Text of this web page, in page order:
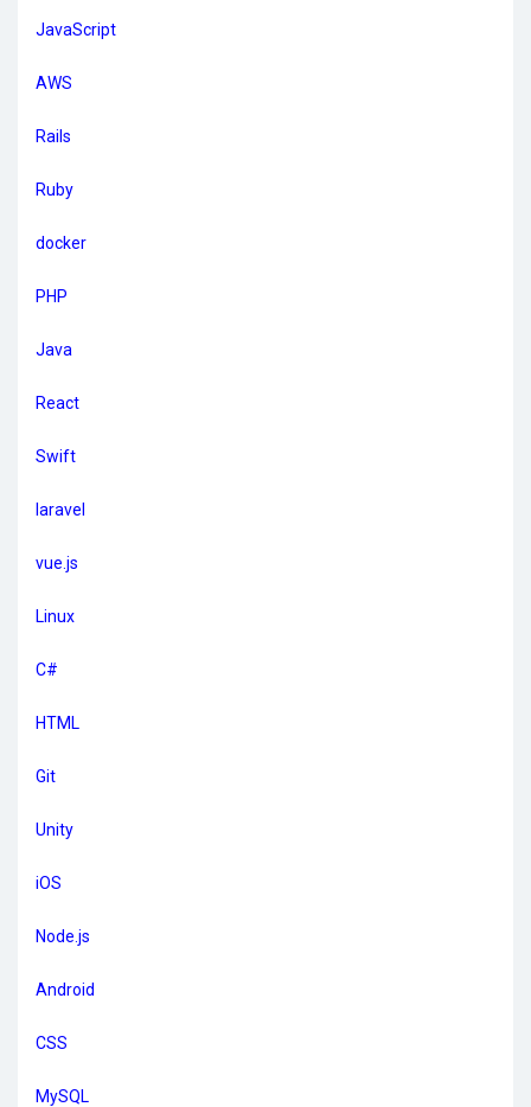
JavaScript
AWS
Rails
Ruby
docker
PHP
Java
React
Swift
laravel
vue.js
Linux
C#
HTML
Git
Unity
iOS
Node.js
Android
CSS
MySQL